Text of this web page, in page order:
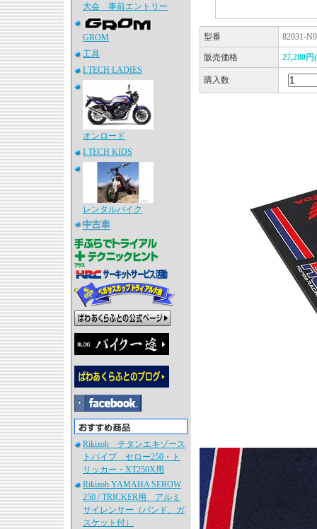
大会 事前エントリー
GROM
工具
I.TECH LADIES
オンロード
I.TECH KIDS
レンタルバイク
Rikizoh チタンエキゾース
トパイプ セロー250・ト
リッカー・XT250X用
Rikizoh YAMAHA SEROW
250 / TRICKER用 アルミ
サイレンサー（バンド、ガ
スケット付）
型番 82031-
販売価格 27,280円
購入数